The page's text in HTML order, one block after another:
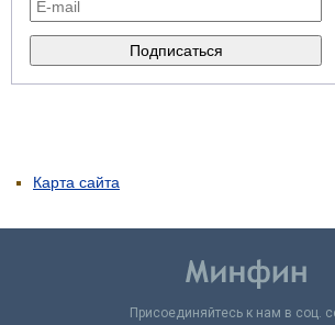
Карта сайта
Присоединяйтесь к нам в соц.